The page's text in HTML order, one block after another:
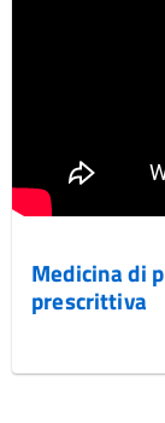
Medicina di
prescrittiva